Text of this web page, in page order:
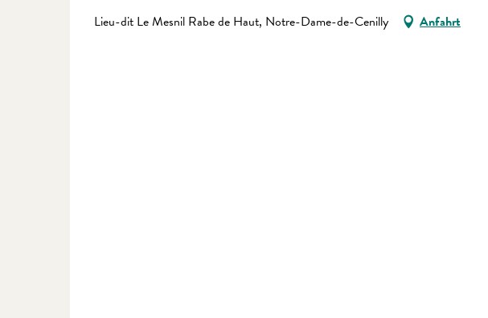
Lieu-dit Le Mesnil Rabe de Haut, Notre-Dame-de-Cenilly Anfahrt